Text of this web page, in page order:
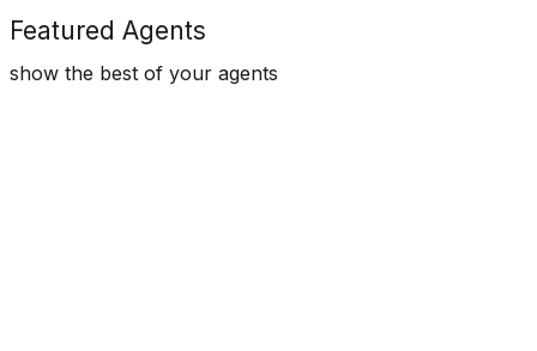
Featured Agents
show the best of your agents